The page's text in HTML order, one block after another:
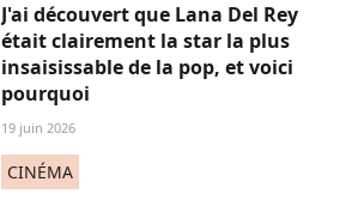
J'ai découvert que Lana Del Rey
était clairement la star la plus
insaisissable de la pop, et voici
pourquoi
19 juin 2026
CINÉMA